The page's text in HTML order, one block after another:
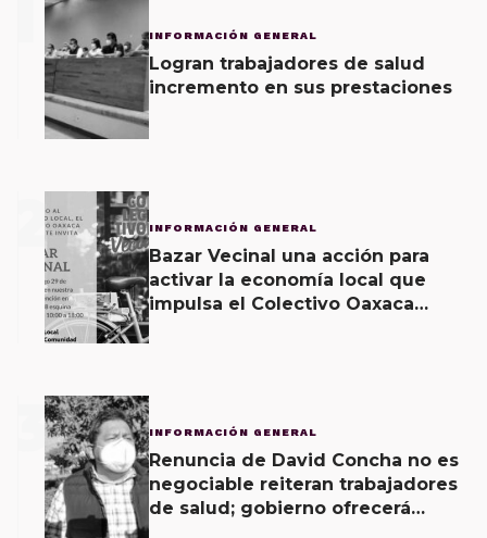
INFORMACIÓN GENERAL
Logran trabajadores de salud
incremento en sus prestaciones
2 INFORMACIÓN GENERAL
Bazar Vecinal una acción para
activar la economía local que
impulsa el Colectivo Oaxaca
3 INFORMACIÓN GENERAL
Renuncia de David Concha no es
negociable reiteran trabajadores
de salud; gobierno ofrecerá